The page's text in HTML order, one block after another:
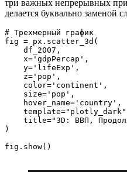
три важных непрерывных
делается буквально заменой
# Трехмерный график
fig = px.scatter_3d(
    df_2007,
    x='gdpPercap',
    y='lifeExp',
z='pop',
    color='continent',
    size='pop',
    hover_name='country',
title="3D: ВВП,
)